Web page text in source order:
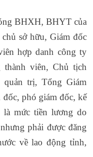
BHXH, BHYT của
sở hữu, Giám đốc
hợp danh công ty
viên, Chủ tịch
trị, Tổng Giám
phó giám đốc, kế
là mức tiền lương do
phải được đăng
về lao động tỉnh,